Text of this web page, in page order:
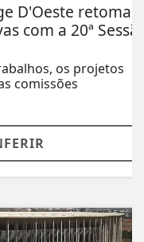
retoma
a 20ª Sessão
os projetos